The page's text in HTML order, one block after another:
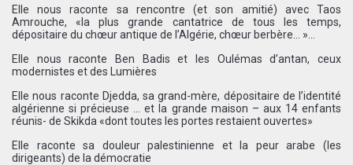
Elle nous raconte sa rencontre (et son amitié) avec Taos
Amrouche, «la plus grande cantatrice de tous les temps,
dépositaire du chœur antique de l’Algérie, chœur berbère… »…
Elle nous raconte Ben Badis et les Oulémas d’antan, ceux
modernistes et des Lumières
Elle nous raconte Djedda, sa grand-mère, dépositaire de l’identité
algérienne si précieuse … et la grande maison – aux 14 enfants
réunis- de Skikda «dont toutes les portes restaient ouvertes»
Elle raconte sa douleur palestinienne et la peur arabe (les
dirigeants) de la démocratie